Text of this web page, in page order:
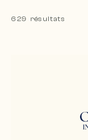
629 résultats